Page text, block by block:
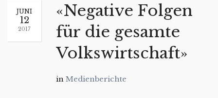
JUNI
12
2017
«Negative Folgen
für die gesamte
Volkswirtschaft»
in Medienberichte